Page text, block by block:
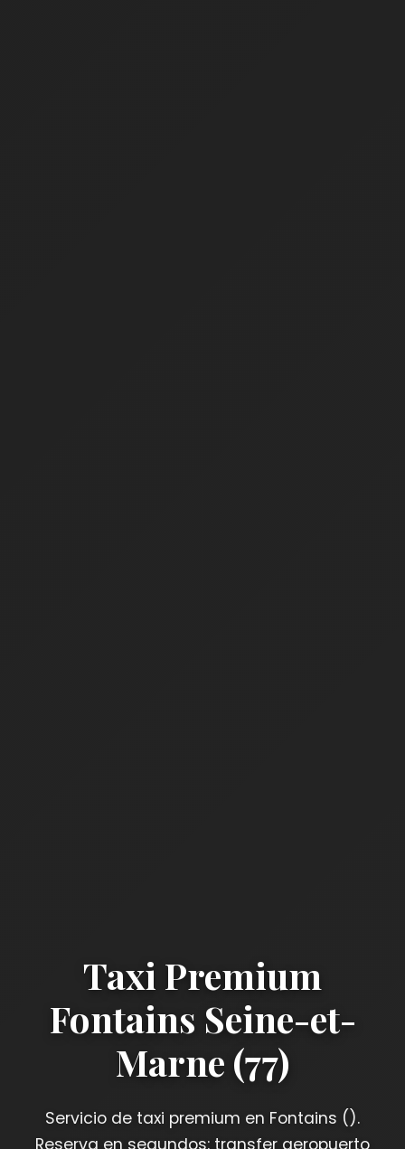
Taxi Premium
Fontains Seine-et-
Marne (77)
Servicio de taxi premium en Fontains ().
Reserva en segundos: transfer aeropuerto